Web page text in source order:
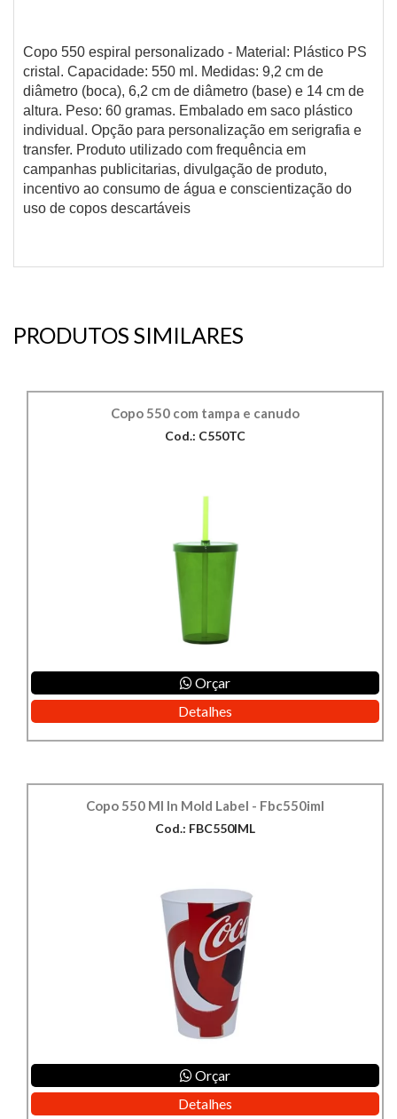
Copo 550 espiral personalizado - Material: Plástico PS
cristal. Capacidade: 550 ml. Medidas: 9,2 cm de
diâmetro (boca), 6,2 cm de diâmetro (base) e 14 cm de
altura. Peso: 60 gramas. Embalado em saco plástico
individual. Opção para personalização em serigrafia e
transfer. Produto utilizado com frequência em
campanhas publicitarias, divulgação de produto,
incentivo ao consumo de água e conscientização do
uso de copos descartáveis
PRODUTOS SIMILARES
Copo 550 com tampa e canudo
Cod.: C550TC
Orçar
Detalhes
Copo 550 Ml In Mold Label - Fbc550iml
Cod.: FBC550IML
Orçar
Detalhes